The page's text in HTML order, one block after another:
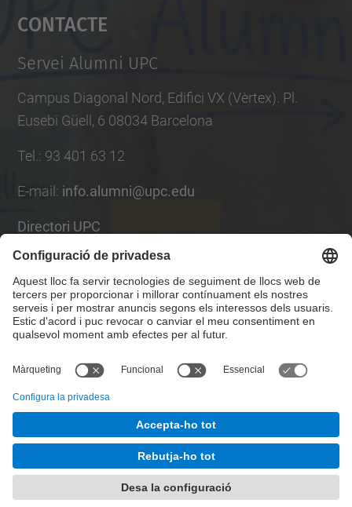
powered by
Contacte
Servei Alumni UPC
Campus Diagonal Nord, Edifici VX (Vèrtex). Pl.
Eusebi Güell, 6 08034 Barcelona
Tel. : 93 401 63 12
E-mail : info.alumni@upc.edu
Directori UPC
Formulari de contacte
Llista Xarxes Socials
Desenvolupat amb